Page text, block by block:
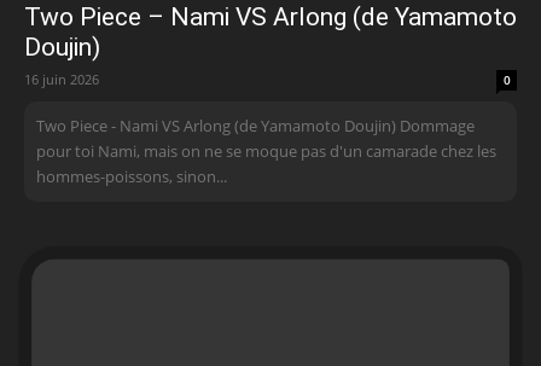
Two Piece – Nami VS Arlong (de Yamamoto
Doujin)
16 juin 2026 0
Two Piece - Nami VS Arlong (de Yamamoto Doujin) Dommage
pour toi Nami, mais on ne se moque pas d'un camarade chez les
hommes-poissons, sinon...